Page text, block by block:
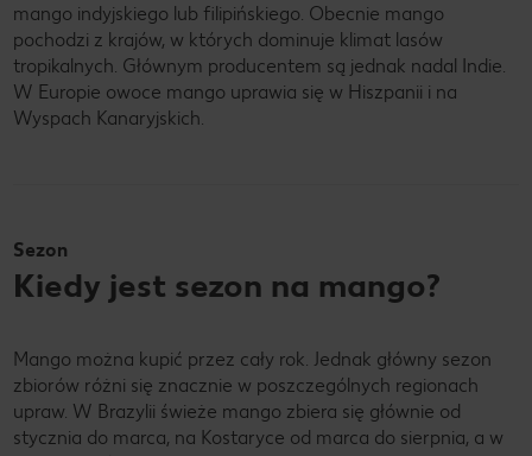
mango indyjskiego lub filipińskiego. Obecnie mango
pochodzi z krajów, w których dominuje klimat lasów
tropikalnych. Głównym producentem są jednak nadal Indie.
W Europie owoce mango uprawia się w Hiszpanii i na
Wyspach Kanaryjskich.
Sezon
Kiedy jest sezon na mango?
Mango można kupić przez cały rok. Jednak główny sezon
zbiorów różni się znacznie w poszczególnych regionach
upraw. W Brazylii świeże mango zbiera się głównie od
stycznia do marca, na Kostaryce od marca do sierpnia, a w